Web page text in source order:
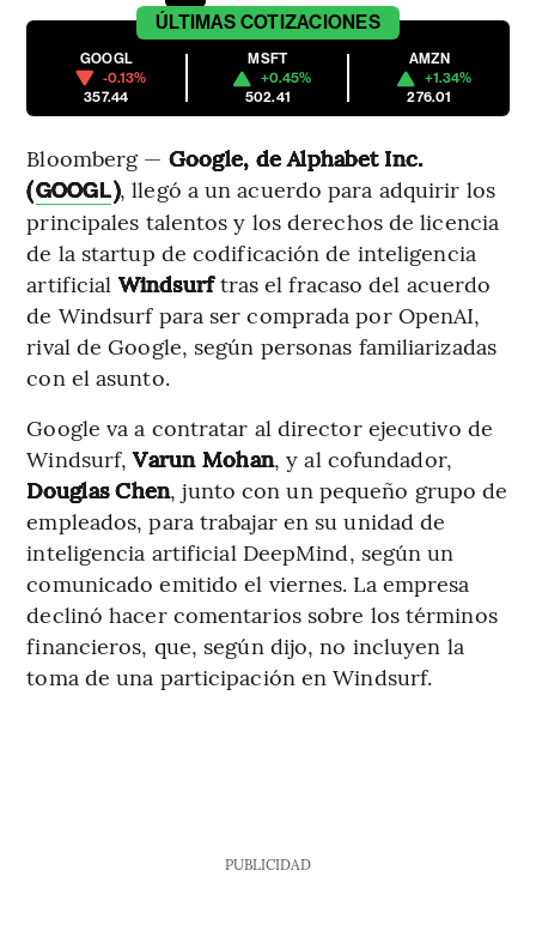
ÚLTIMAS COTIZACIONES
GOOGL
-0.13%
357.44
MSFT
+0.45%
502.41
AMZN
+1.34%
276.01
Bloomberg — Google, de Alphabet Inc.
(GOOGL), llegó a un acuerdo para adquirir los
principales talentos y los derechos de licencia
de la startup de codificación de inteligencia
artificial Windsurftras el fracaso del acuerdo
de Windsurf para ser comprada por OpenAI,
rival de Google, según personas familiarizadas
con el asunto.
Google va a contratar al director ejecutivo de
Windsurf,Varun Mohan, y al cofundador,
Douglas Chen, junto con un pequeño grupo de
empleados, para trabajar en su unidad de
inteligencia artificial DeepMind, según un
comunicado emitido el viernes. La empresa
declinó hacer comentarios sobre los términos
financieros, que, según dijo, no incluyen la
toma de una participación en Windsurf.
PUBLICIDAD